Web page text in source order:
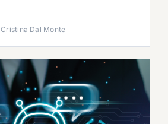
Cristina Dal Monte